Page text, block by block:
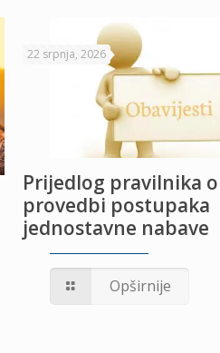
22 srpnja, 2026
Prijedlog pravilnika o
provedbi postupaka
jednostavne nabave
Opširnije